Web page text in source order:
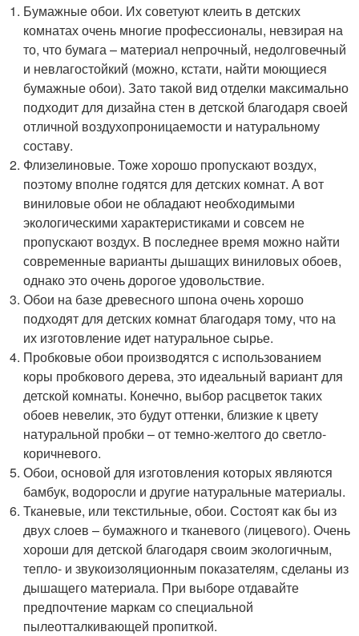
Бумажные обои. Их советуют клеить в детских
комнатах очень многие профессионалы, невзирая на
то, что бумага – материал непрочный, недолговечный
и невлагостойкий (можно, кстати, найти моющиеся
бумажные обои). Зато такой вид отделки максимально
подходит для дизайна стен в детской благодаря своей
отличной воздухопроницаемости и натуральному
составу.
Флизелиновые. Тоже хорошо пропускают воздух,
поэтому вполне годятся для детских комнат. А вот
виниловые обои не обладают необходимыми
экологическими характеристиками и совсем не
пропускают воздух. В последнее время можно найти
современные варианты дышащих виниловых обоев,
однако это очень дорогое удовольствие.
Обои на базе древесного шпона очень хорошо
подходят для детских комнат благодаря тому, что на
их изготовление идет натуральное сырье.
Пробковые обои производятся с использованием
коры пробкового дерева, это идеальный вариант для
детской комнаты. Конечно, выбор расцветок таких
обоев невелик, это будут оттенки, близкие к цвету
натуральной пробки – от темно-желтого до светло-
коричневого.
Обои, основой для изготовления которых являются
бамбук, водоросли и другие натуральные материалы.
Тканевые, или текстильные, обои. Состоят как бы из
двух слоев – бумажного и тканевого (лицевого). Очень
хороши для детской благодаря своим экологичным,
тепло- и звукоизоляционным показателям, сделаны из
дышащего материала. При выборе отдавайте
предпочтение маркам со специальной
пылеотталкивающей пропиткой.